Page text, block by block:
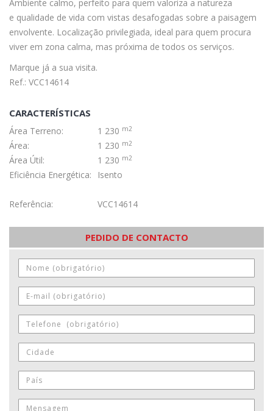
Ambiente calmo, perfeito para quem valoriza a natureza
e qualidade de vida com vistas desafogadas sobre a paisagem
envolvente. Localização privilegiada, ideal para quem procura
viver em zona calma, mas próxima de todos os serviços.
Marque já a sua visita.
Ref.: VCC14614
CARACTERÍSTICAS
Área Terreno: 1 230 m2
Área: 1 230 m2
Área Útil: 1 230 m2
Eficiência Energética: Isento
Referência: VCC14614
PEDIDO DE CONTACTO